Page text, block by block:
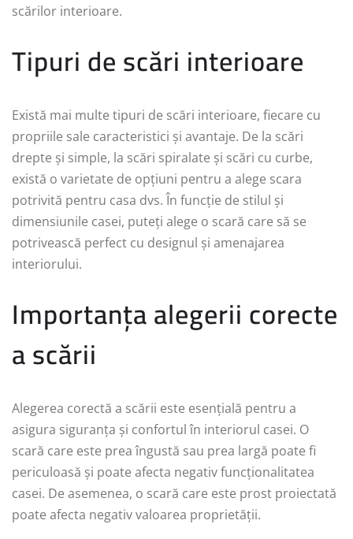
scărilor interioare.
Tipuri de scări interioare
Există mai multe tipuri de scări interioare, fiecare cu
propriile sale caracteristici și avantaje. De la scări
drepte și simple, la scări spiralate și scări cu curbe,
există o varietate de opțiuni pentru a alege scara
potrivită pentru casa dvs. În funcție de stilul și
dimensiunile casei, puteți alege o scară care să se
potrivească perfect cu designul și amenajarea
interiorului.
Importanța alegerii corecte
a scării
Alegerea corectă a scării este esențială pentru a
asigura siguranța și confortul în interiorul casei. O
scară care este prea îngustă sau prea largă poate fi
periculoasă și poate afecta negativ funcționalitatea
casei. De asemenea, o scară care este prost proiectată
poate afecta negativ valoarea proprietății.